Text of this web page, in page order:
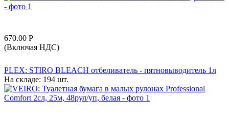
670.00 Р
(Включая НДС)
PLEX: STIRO BLEACH отбеливатель - пятновыводитель 1л
На складе: 194 шт.